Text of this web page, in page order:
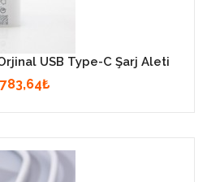
USB Type-C Şarj Aleti
783,64₺